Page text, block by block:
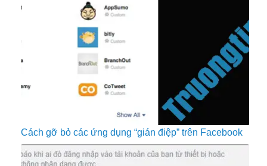
Cách gỡ bỏ các ứng dụng “gián điệp” trên Facebook